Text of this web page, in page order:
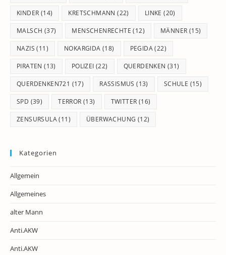
KINDER (14) KRETSCHMANN (22) LINKE (20)
MALSCH (37) MENSCHENRECHTE (12) MÄNNER (15)
NAZIS (11) NOKARGIDA (18) PEGIDA(22)
PIRATEN (13) POLIZEI (22) QUERDENKEN (31)
QUERDENKEN721 (17) RASSISMUS (13) SCHULE (15)
SPD (39) TERROR (13) TWITTER (16)
ZENSURSULA(11) ÜBERWACHUNG (12)
Kategorien
Allgemein
Allgemeines
alter Mann
Anti.AKW
Anti.AKW